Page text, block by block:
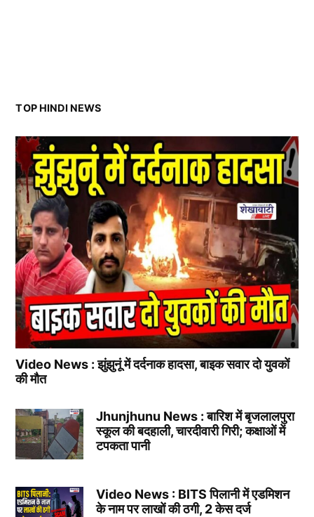
TOP HINDI NEWS
Video News : झुंझुनूं में दर्दनाक हादसा, बाइक सवार दो युवकों
की मौत
Jhunjhunu News : बारिश में बृजलालपुरा
स्कूल की बदहाली, चारदीवारी गिरी; कक्षाओं में
टपकता पानी
Video News : BITS पिलानी में एडमिशन
के नाम पर लाखों की ठगी, 2 केस दर्ज